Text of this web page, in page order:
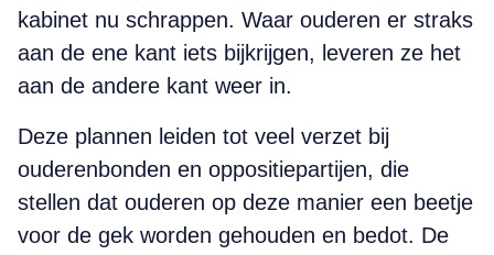
kabinet nu schrappen. Waar ouderen er straks
aan de ene kant iets bijkrijgen, leveren ze het
aan de andere kant weer in.
Deze plannen leiden tot veel verzet bij
ouderenbonden en oppositiepartijen, die
stellen dat ouderen op deze manier een beetje
voor de gek worden gehouden en bedot. De